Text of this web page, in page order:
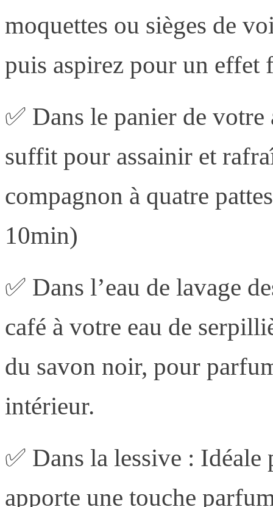
moquettes ou sièges de
puis aspirez pour un effet
✅ Dans le panier de
suffit pour assainir et
compagnon à quatre
10min)
✅ Dans l’eau de lavage
café à votre eau de
du savon noir, pour
intérieur.
✅ Dans la lessive :
apporte une touche